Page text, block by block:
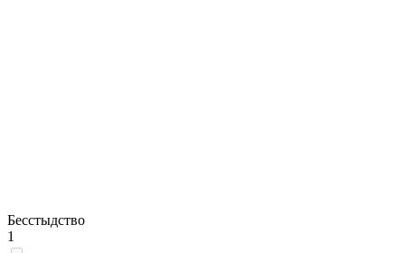
Бесстыдство
1